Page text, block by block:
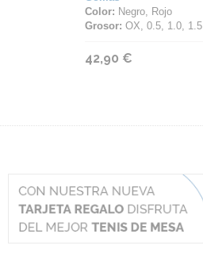
Color: Negro, Rojo
Grosor: OX, 0.5, 1.0, 1.5
42,90 €